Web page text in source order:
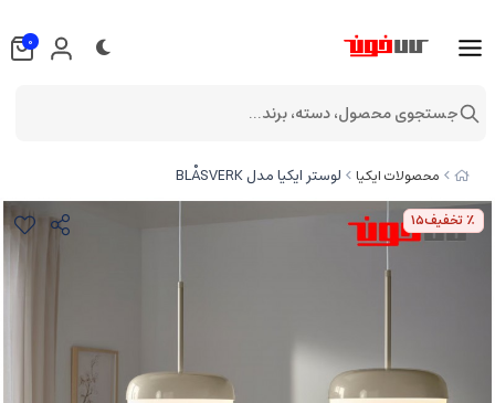
محصولات ایکیا لوستر ایکیا مدل BLÅSVERK
٪ تخفیف15
0
جستجوی محصول، دسته، برند...